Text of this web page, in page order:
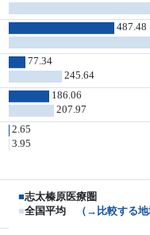
487.48
77.34
245.64
186.06
207.97
2.65
3.95
■志太榛原医療圏
■全国平均 （→比較する